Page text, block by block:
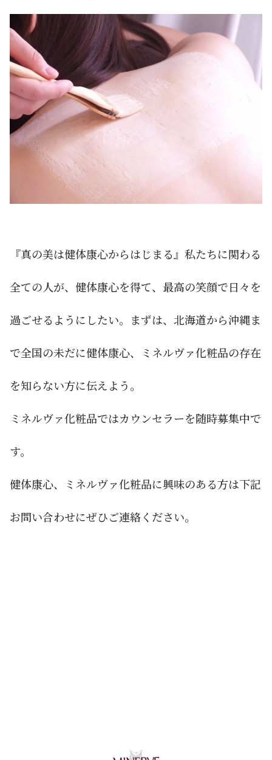
『真の美は健体康心からはじまる』私たちに関わる
全ての人が、健体康心を得て、最高の笑顔で日々を
過ごせるようにしたい。まずは、北海道から沖縄ま
で全国の未だに健体康心、ミネルヴァ化粧品の存在
を知らない方に伝えよう。
ミネルヴァ化粧品ではカウンセラーを随時募集中で
す。
健体康心、ミネルヴァ化粧品に興味のある方は下記
お問い合わせにぜひご連絡ください。